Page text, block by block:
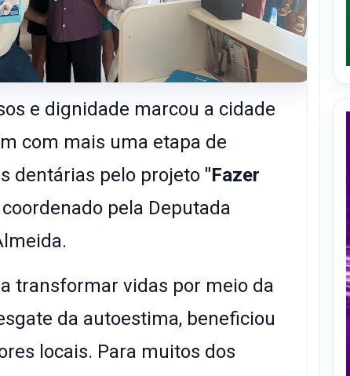
e dignidade marcou a cidade
com mais uma etapa de
dentárias pelo projeto "Fazer
pela Deputada
transformar vidas por meio da
da autoestima, beneficiou
locais. Para muitos dos